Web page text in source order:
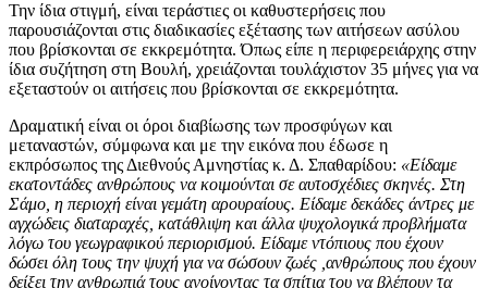
Την ίδια στιγμή, είναι τεράστιες οι καθυστερήσεις που
παρουσιάζονται στις διαδικασίες εξέτασης των αιτήσεων ασύλου
που βρίσκονται σε εκκρεμότητα. Όπως είπε η περιφερειάρχης στην
ίδια συζήτηση στη Βουλή, χρειάζονται τουλάχιστον 35 μήνες για να
εξεταστούν οι αιτήσεις που βρίσκονται σε εκκρεμότητα.
Δραματική είναι οι όροι διαβίωσης των προσφύγων και
μεταναστών, σύμφωνα και με την εικόνα που έδωσε η
εκπρόσωπος της Διεθνούς Αμνηστίας κ. Δ. Σπαθαρίδου: «Είδαμε
εκατοντάδες ανθρώπους να κοιμούνται σε αυτοσχέδιες σκηνές. Στη
Σάμο, η περιοχή είναι γεμάτη αρουραίους. Είδαμε δεκάδες άντρες με
αγχώδεις διαταραχές, κατάθλιψη και άλλα ψυχολογικά προβλήματα
λόγω του γεωγραφικού περιορισμού. Είδαμε ντόπιους που έχουν
δώσει όλη τους την ψυχή για να σώσουν ζωές ,ανθρώπους που έχουν
δείξει την ανθρωπιά τους ανοίγοντας τα σπίτια του να βλέπουν τα